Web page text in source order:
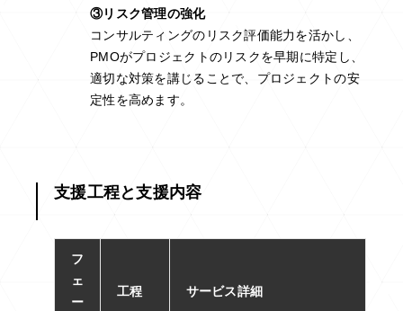
③リスク管理の強化
コンサルティングのリスク評価能力を活かし、
PMOがプロジェクトのリスクを早期に特定し、
適切な対策を講じることで、プロジェクトの安
定性を高めます。
支援工程と支援内容
フ
ェ
ー
工程 サービス詳細